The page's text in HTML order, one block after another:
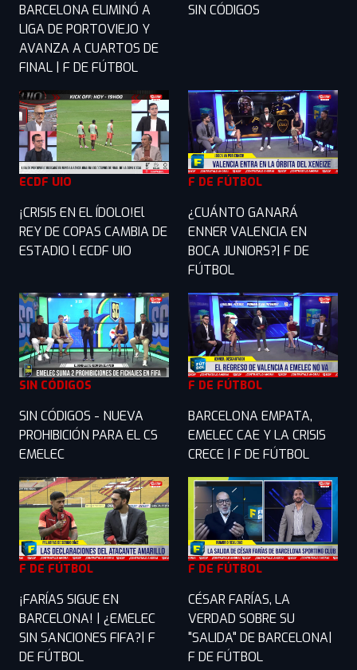
BARCELONA ELIMINÓ A
LIGA DE PORTOVIEJO Y
AVANZA A CUARTOS DE
FINAL | F DE FÚTBOL
SIN CÓDIGOS
ECDF UIO
¡CRISIS EN EL ÍDOLO!El
REY DE COPAS CAMBIA DE
ESTADIO l ECDF UIO
F DE FÚTBOL
¿CUÁNTO GANARÁ
ENNER VALENCIA EN
BOCA JUNIORS?| F DE
FÚTBOL
SIN CÓDIGOS
SIN CÓDIGOS - NUEVA
PROHIBICIÓN PARA EL CS
EMELEC
F DE FÚTBOL
BARCELONA EMPATA,
EMELEC CAE Y LA CRISIS
CRECE | F DE FÚTBOL
F DE FÚTBOL
¡FARÍAS SIGUE EN
BARCELONA! | ¿EMELEC
SIN SANCIONES FIFA?| F
DE FÚTBOL
F DE FÚTBOL
CÉSAR FARÍAS, LA
VERDAD SOBRE SU
"SALIDA" DE BARCELONA|
F DE FÚTBOL